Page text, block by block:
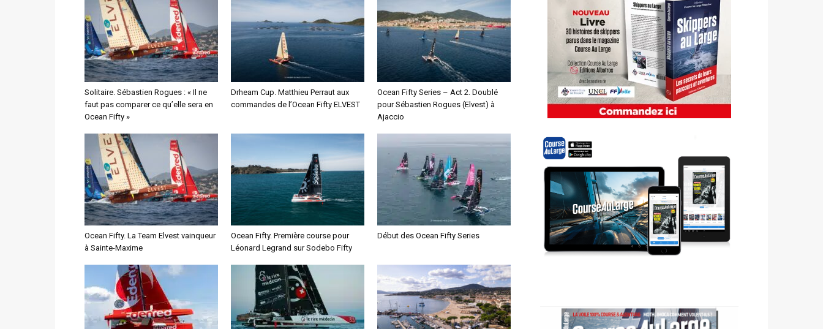
Solitaire. Sébastien Rogues : « Il ne
faut pas comparer ce qu’elle sera en
Ocean Fifty »
Drheam Cup. Matthieu Perraut aux
commandes de l’Ocean Fifty ELVEST
Ocean Fifty Series – Act 2. Doublé
pour Sébastien Rogues (Elvest) à
Ajaccio
Ocean Fifty. La Team Elvest vainqueur
à Sainte-Maxime
Ocean Fifty. Première course pour
Léonard Legrand sur Sodebo Fifty
Début des Ocean Fifty Series